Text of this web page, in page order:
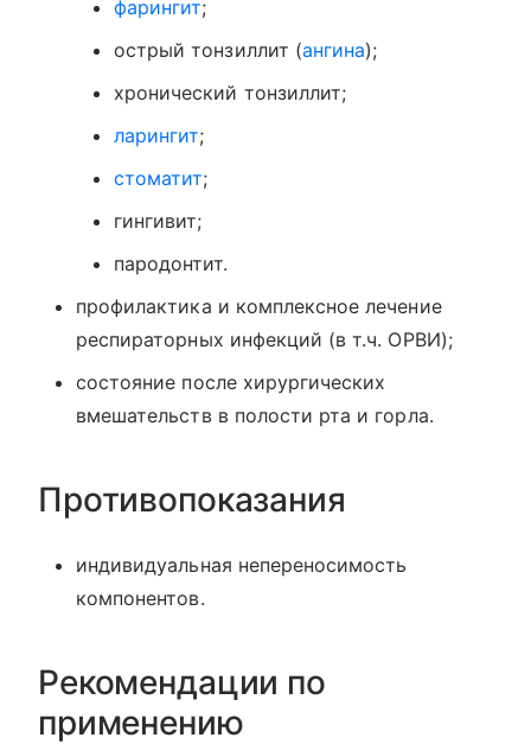
фарингит;
острый тонзиллит (ангина);
хронический тонзиллит;
ларингит;
стоматит;
гингивит;
пародонтит.
профилактика и комплексное лечение
респираторных инфекций (в т.ч. ОРВИ);
состояние после хирургических
вмешательств в полости рта и горла.
Противопоказания
индивидуальная непереносимость
компонентов.
Рекомендации по
применению